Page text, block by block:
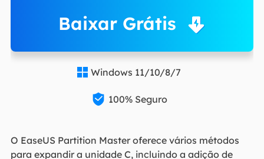
Baixar Grátis
 Windows 11/10/8/7
 100% Seguro
O EaseUS Partition Master oferece vários métodos
para expandir a unidade C, incluindo a adição de